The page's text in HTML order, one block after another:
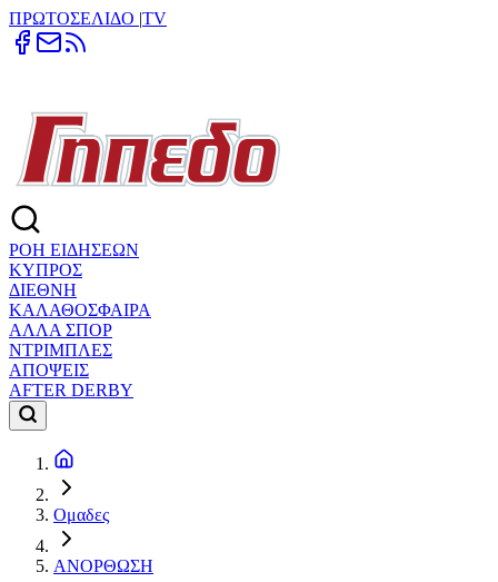
ΠΡΩΤΟΣΕΛΙΔΟ |TV
ΡΟΗ ΕΙΔΗΣΕΩΝ
ΚΥΠΡΟΣ
ΔΙΕΘΝΗ
ΚΑΛΑΘΟΣΦΑΙΡΑ
ΑΛΛΑ ΣΠΟΡ
ΝΤΡΙΜΠΛΕΣ
ΑΠΟΨΕΙΣ
AFTER DERBY
Ομαδες
ΑΝΟΡΘΩΣΗ